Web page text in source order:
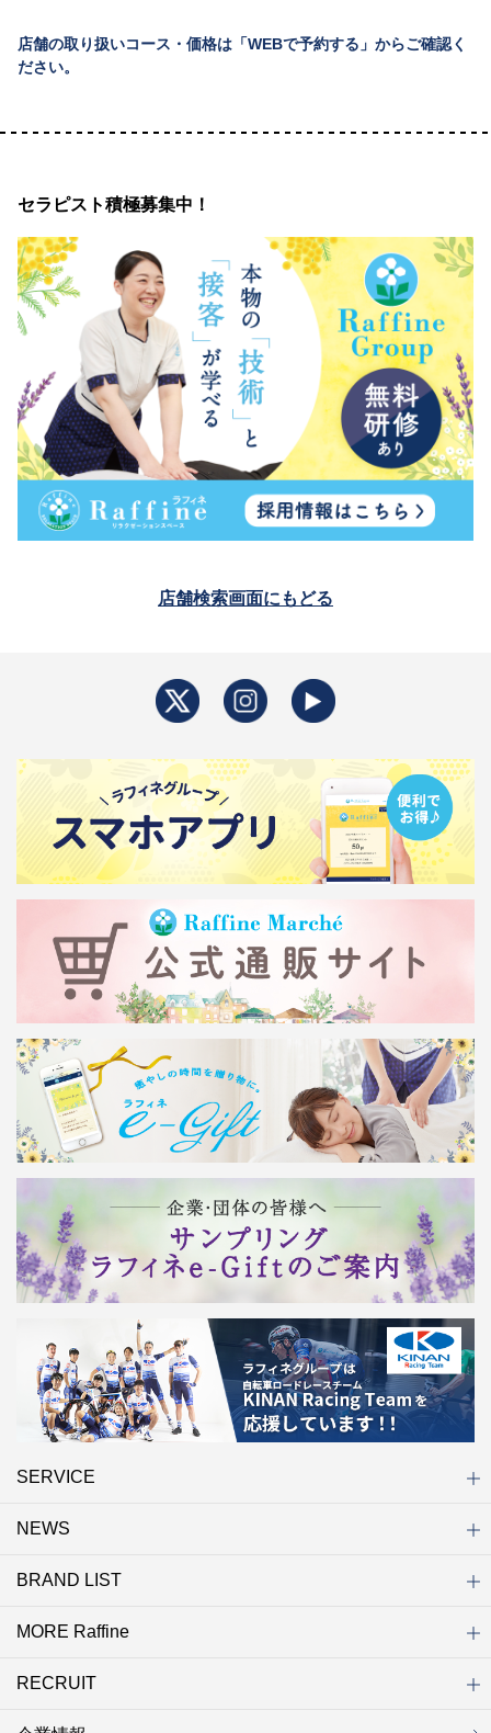
店舗の取り扱いコース・価格は「WEBで予約する」からご確認く
ださい。
セラピスト積極募集中！
店舗検索画面にもどる
SERVICE
初めての方へ
店舗検索
キャンペーン
ラフィネ マルシェ（通販サイト）
WEB予約
よくある質問（Q&A）
サイトマップ
NEWS
ニュース一覧
お知らせ
オープン
クローズ
リニューアル
その他
BRAND LIST
ブランド一覧
ラフィネ
グランラフィネ
バダンバルー
ラフィネプリュス
プチラフィネ
整体ナチュラルボディ
トータルセラピー
フットデザイン
REFLE（リフレ）
Raffine TOKYO
ラフィネ ランニングスタイル
MORE Raffine
MORE Raffine
ラフィネのこだわり
ラフィネのひみつ
お得で便利なサービス
ラフィネギフト
ラフィネグループアスリート
RECRUIT